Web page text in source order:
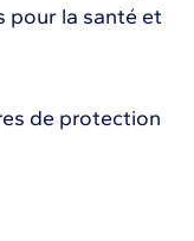
pour la santé et
de protection